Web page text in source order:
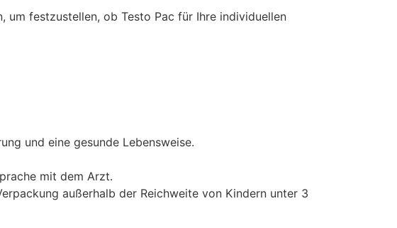
um festzustellen, ob Testo Pac für Ihre individuellen
und eine gesunde Lebensweise.
mit dem Arzt.
außerhalb der Reichweite von Kindern unter 3